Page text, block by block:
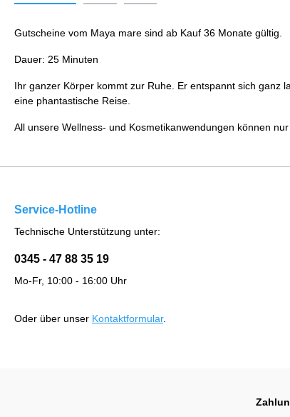
Gutscheine vom Maya mare sind ab Kauf 36 Monate gültig.
Dauer: 25 Minuten
Ihr ganzer Körper kommt zur Ruhe. Er entspannt sich ganz
eine phantastische Reise.
All unsere Wellness- und Kosmetikanwendungen können
Service-Hotline
Technische Unterstützung unter:
0345 - 47 88 35 19
Mo-Fr, 10:00 - 16:00 Uhr
Oder über unser Kontaktformular.